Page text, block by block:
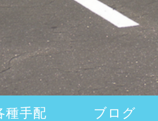
種手配 ブログ